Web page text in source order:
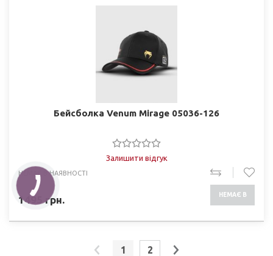
Бейсболка Venum Mirage 05036-126
Залишити відгук
НЕМАЄ В НАЯВНОСТІ
1495 грн. НЕМАЄ В
1 2